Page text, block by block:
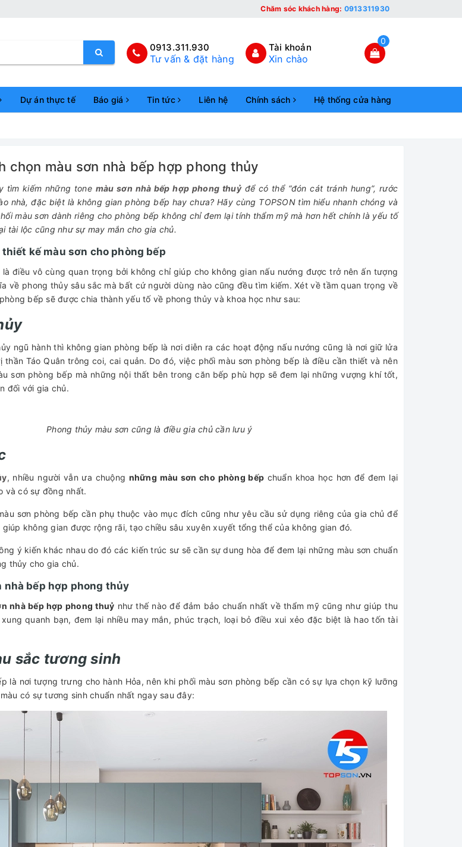
Chăm sóc khách hàng: 0913311930
0913.311.930
Tư vấn & đặt hàng
Tài khoản
Xin chào
0
Dự án thực tế Báo giá Tin tức Liên hệ Chính sách Hệ thống cửa hàng
chọn màu sơn nhà bếp hợp phong thủy
tìm kiếm những tone màu sơn nhà bếp hợp phong thuỷđể có thể “đón cát tránh hung”, rước
nhà, đặc biệt là không gian phòng bếp hay chưa? Hãy cùng TOPSON tìm hiểu nhanh chóng và
màu sơn dành riêng cho phòng bếp không chỉ đem lại tính thẩm mỹ mà hơn hết chính là yếu tố
tài lộc cũng như sự may mắn cho gia chủ.
kế màu sơn cho phòng bếp
là điều vô cùng quan trọng bởi không chỉ giúp cho không gian nấu nướng được trở nên ấn tượng
về phong thủy sâu sắc mà bất cứ người dùng nào cũng đều tìm kiếm. Xét về tầm quan trọng về
bếp sẽ được chia thành yếu tố về phong thủy và khoa học như sau:
ngũ hành thì không gian phòng bếp là nơi diễn ra các hoạt động nấu nướng cũng là nơi giữ lửa
thần Táo Quân trông coi, cai quản. Do đó, việc phối màu sơn phòng bếp là điều cần thiết và nên
sơn phòng bếp mà những nội thất bên trong căn bếp phù hợp sẽ đem lại những vượng khí tốt,
đối với gia chủ.
Phong thủy màu sơn cũng là điều gia chủ cần lưu ý
, nhiều người vẫn ưa chuộng những màu sơn cho phòng bếp chuẩn khoa học hơn để đem lại
và có sự đồng nhất.
sơn phòng bếp cần phụ thuộc vào mục đích cũng như yêu cầu sử dụng riêng của gia chủ để
không gian được rộng rãi, tạo chiều sâu xuyên xuyết tổng thể của không gian đó.
ý kiến khác nhau do đó các kiến trúc sư sẽ cần sự dung hòa để đem lại những màu sơn chuẩn
thủy cho gia chủ.
nhà bếp hợp phong thủy
nhà bếp hợp phong thuỷ như thế nào để đảm bảo chuẩn nhất về thẩm mỹ cũng như giúp thu
quanh bạn, đem lại nhiều may mắn, phúc trạch, loại bỏ điều xui xẻo đặc biệt là hao tốn tài
sắc tương sinh
là nơi tượng trưng cho hành Hỏa, nên khi phối màu sơn phòng bếp cần có sự lựa chọn kỹ lưỡng
có sự tương sinh chuẩn nhất ngay sau đây: